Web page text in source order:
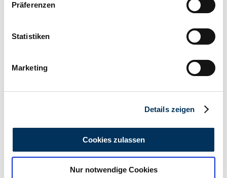
Informationen über Ihre geografische Lage
können
bestimmten Merkmalen (Fingerprinting) identifizieren
Erfahren Sie mehr darüber, wie Ihre persönlichen Daten
analysieren. Außerdem geben wir Informationen zu Ihrer
Verwendung unserer Website an unsere Partner für
Präferenzen
Statistiken
Marketing
Details zeigen
Cookies zulassen
Nur notwendige Cookies
Imprimer